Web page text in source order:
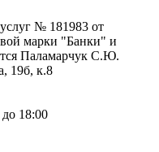
№ 181983 от
марки "Банки" и
Паламарчук С.Ю.
19б, к.8
18:00